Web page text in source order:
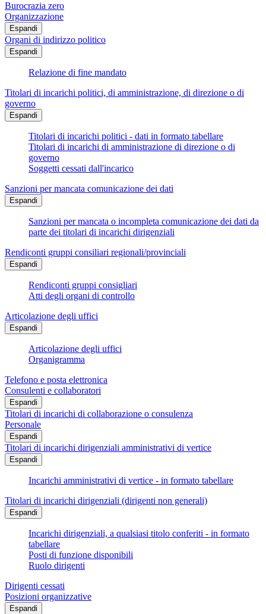
Burocrazia zero
Organizzazione
Espandi
Organi di indirizzo politico
Espandi
Relazione di fine mandato
Titolari di incarichi politici, di amministrazione, di direzione o di
governo
Espandi
Titolari di incarichi politici - dati in formato tabellare
Titolari di incarichi di amministrazione di direzione o di
governo
Soggetti cessati dall'incarico
Sanzioni per mancata comunicazione dei dati
Espandi
Sanzioni per mancata o incompleta comunicazione dei dati da
parte dei titolari di incarichi dirigenziali
Rendiconti gruppi consiliari regionali/provinciali
Espandi
Rendiconti gruppi consigliari
Atti degli organi di controllo
Articolazione degli uffici
Espandi
Articolazione degli uffici
Organigramma
Telefono e posta elettronica
Consulenti e collaboratori
Espandi
Titolari di incarichi di collaborazione o consulenza
Personale
Espandi
Titolari di incarichi dirigenziali amministrativi di vertice
Espandi
Incarichi amministrativi di vertice - in formato tabellare
Titolari di incarichi dirigenziali (dirigenti non generali)
Espandi
Incarichi dirigenziali, a qualsiasi titolo conferiti - in formato
tabellare
Posti di funzione disponibili
Ruolo dirigenti
Dirigenti cessati
Posizioni organizzative
Espandi